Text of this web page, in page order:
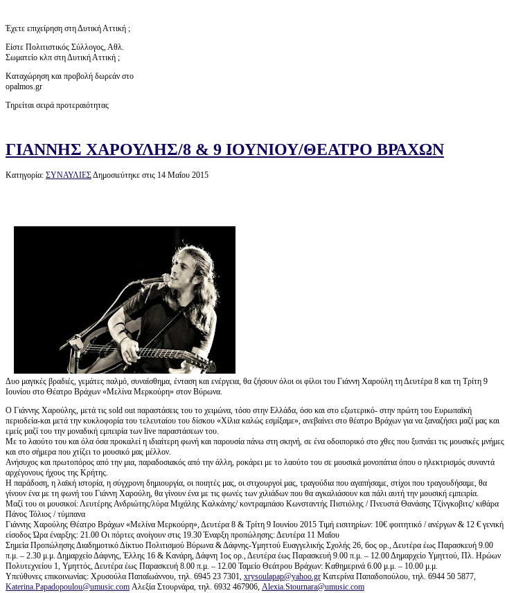
Έχετε επιχείρηση στη Δυτική Αττική ;
Είστε Πολιτιστικός Σύλλογος, Αθλ.
Σωματείο κλπ στη Δυτική Αττική ;
Καταχώρηση και προβολή δωρεάν στο
opalmos.gr
Τηρείται σειρά προτεραιότητας
ΓΙΑΝΝΗΣ ΧΑΡΟΥΛΗΣ/8 & 9 ΙΟΥΝΙΟΥ/ΘΕΑΤΡΟ ΒΡΑΧΩΝ
Κατηγορία: ΣΥΝΑΥΛΙΕΣΔημοσιεύτηκε στις 14 Μαΐου 2015
Δυο μαγικές βραδιές, γεμάτες παλμό, συναίσθημα, ένταση και ενέργεια, θα ζήσουν όλοι οι φίλοι του Γιάννη Χαρούλη τη Δευτέρα 8 και τη Τρίτη 9
Ιουνίου στο Θέατρο Βράχων «Μελίνα Μερκούρη» στον Βύρωνα.
Ο Γιάννης Χαρούλης, μετά τις sold out παραστάσεις του το χειμώνα, τόσο στην Ελλάδα, όσο και στο εξωτερικό- στην πρώτη του Ευρωπαϊκή
περιοδεία-και μετά την κυκλοφορία του τελευταίου του δίσκου «Χίλια καλώς εσμίξαμε», ανεβαίνει στο θέατρο Βράχων για να ξαναζήσει μαζί μας και
εμείς μαζί του την μοναδική εμπειρία των live παραστάσεων του.
Με το λαούτο του και όλα όσα προκαλεί η ιδιαίτερη φωνή και παρουσία πάνω στη σκηνή, σε ένα οδοιπορικό στο χθες που ξυπνάει τις μουσικές μνήμες
και στο σήμερα που χτίζει το μουσικό μας μέλλον.
Ανήσυχος και πρωτοπόρος από την μια, παραδοσιακός από την άλλη, ροκάρει με το λαούτο του σε μουσικά μονοπάτια όπου ο ηλεκτρισμός συναντά
αρχέγονους ήχους της Κρήτης.
Η παράδοση, η λαϊκή ιστορία, η σύγχρονη δημιουργία, οι ποιητές μας, οι στιχουργοί μας, τραγούδια που αγαπήσαμε, στίχοι που τραγουδήσαμε, θα
γίνουν ένα με τη φωνή του Γιάννη Χαρούλη, θα γίνουν ένα με τις φωνές των χιλιάδων που θα αγκαλιάσουν και πάλι αυτή την μουσική εμπειρία.
Μαζί του οι μουσικοί: Λευτέρης Ανδριώτης/λύρα Μιχάλης Καλκάνης/ κοντραμπάσο Κωνσταντής Πιστιόλης / Πνευστά Θανάσης Τζίνγκοβιτς/ κιθάρα
Πάνος Τόλιος / τύμπανα
Γιάννης Χαρούλης Θέατρο Βράχων «Μελίνα Μερκούρη», Δευτέρα 8 & Τρίτη 9 Ιουνίου 2015 Τιμή εισιτηρίων: 10€ φοιτητικό / ανέργων & 12 € γενική
είσοδος Ώρα έναρξης: 21.00 Οι πόρτες ανοίγουν στις 19.30 Έναρξη προπώλησης: Δευτέρα 11 Μαΐου
Σημεία Προπώλησης Διαδημοτικό Δίκτυο Πολιτισμού Βύρωνα & Δάφνης-Υμηττού Ευαγγελικής Σχολής 26, 6ος ορ., Δευτέρα έως Παρασκευή 9.00
π.μ. – 2.30 μ.μ. Δημαρχείο Δάφνης, Έλλης 16 & Κανάρη, Δάφνη 1ος ορ., Δευτέρα έως Παρασκευή 9.00 π.μ. – 12.00 Δημαρχείο Υμηττού, Πλ. Ηρώων
Πολυτεχνείου 1, Υμηττός, Δευτέρα έως Παρασκευή 8.00 π.μ. – 12.00 Ταμείο Θεάτρου Βράχων: Καθημερινά 6.00 μ.μ. – 10.00 μ.μ.
Υπεύθυνες επικοινωνίας: Χρυσούλα Παπαΐωάννου, τηλ. 6945 23 7301, xrysoulapap@yahoo.gr Κατερίνα Παπαδοπούλου, τηλ. 6944 50 5877,
Katerina.Papadopoulou@umusic.com Αλεξία Στουρνάρα, τηλ. 6932 467906, Alexia.Stournara@umusic.com